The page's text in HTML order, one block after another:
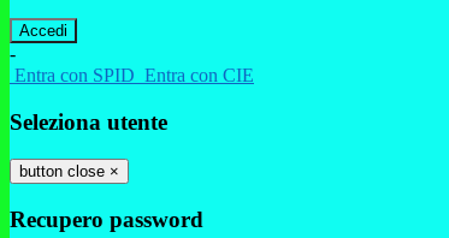
-
Entra con SPID Entra con CIE
Seleziona utente
button close ×
Recupero password